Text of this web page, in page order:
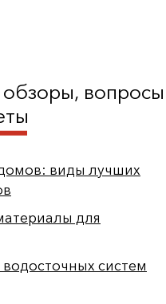
вопросы
виды лучших
для
систем